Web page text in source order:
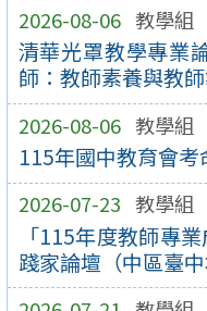
2026-08-06 教學組
清華光罩教學專業
師：教師素養與教
2026-08-06 教學組
115年國中教育會考
2026-07-23 教學組
「115年度教師專
踐家論壇（中區臺中